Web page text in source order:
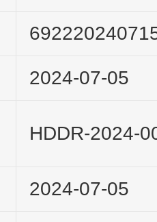
2024-07-05
HDDR-2024-
2024-07-05